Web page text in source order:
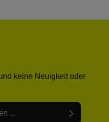
keine Neuigkeit oder